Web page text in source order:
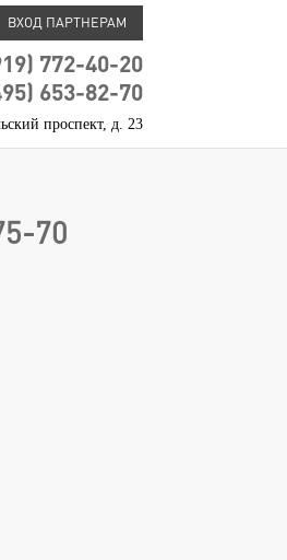
ВХОД ПАРТНЕРАМ
772-40-20
653-82-70
проспект, д. 23
70